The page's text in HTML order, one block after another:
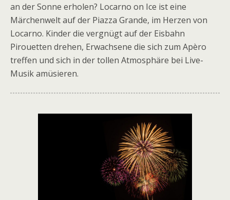
an der Sonne erholen? Locarno on Ice ist eine
Märchenwelt auf der Piazza Grande, im Herzen von
Locarno. Kinder die vergnügt auf der Eisbahn
Pirouetten drehen, Erwachsene die sich zum Apèro
treffen und sich in der tollen Atmosphäre bei Live-
Musik amüsieren.